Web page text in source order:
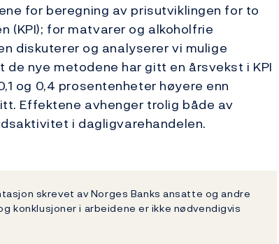
for beregning av prisutviklingen for to
(KPI); for matvarer og alkoholfrie
diskuterer og analyserer vi mulige
nye metodene har gitt en årsvekst i KPI
og 0,4 prosentenheter høyere enn
Effektene avhenger trolig både av
i dagligvarehandelen.
skrevet av Norges Banks ansatte og andre
konklusjoner i arbeidene er ikke nødvendigvis